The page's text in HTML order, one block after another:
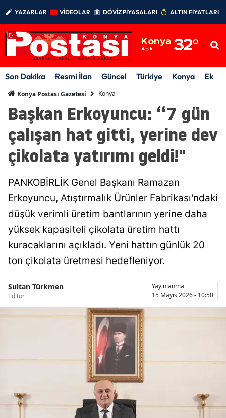
YAZARLAR VİDEOLAR DÖVİZ PİYASALARI ALTIN FİYATLARI
Konya
Açık 32°
Adıyaman
Afyonkarahisar
Amasya
Ankara
Antalya
Aydın
Balıkesir
Bingöl
Bitlis
Bolu
Burdur
Çanakkale
Son Dakika Resmi İlan Güncel Türkiye Konya
Konya Postası Gazetesi Konya
Başkan Erkoyuncu: “7 gün
çalışan hat gitti, yerine dev
çikolata yatırımı geldi!"
PANKOBİRLİK Genel Başkanı Ramazan
Erkoyuncu, Atıştırmalık Ürünler Fabrikası'ndaki
düşük verimli üretim bantlarının yerine daha
yüksek kapasiteli çikolata üretim hattı
kuracaklarını açıkladı. Yeni hattın günlük 20
ton çikolata üretmesi hedefleniyor.
Sultan Türkmen
Editör
Yayınlanma
15 Mayıs 2026 - 10:50